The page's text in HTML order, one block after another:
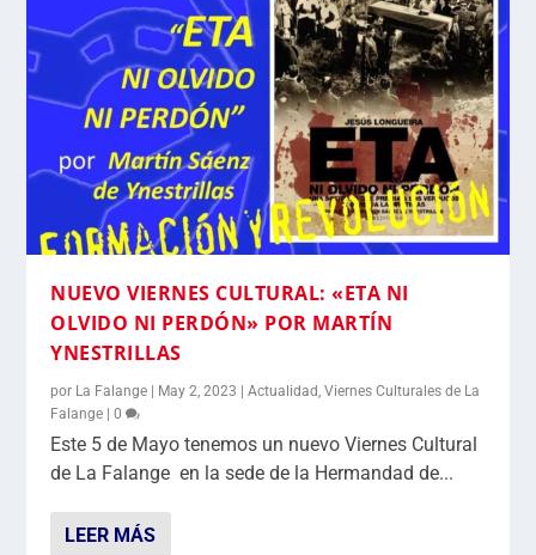
NUEVO VIERNES CULTURAL: «ETA NI
OLVIDO NI PERDÓN» POR MARTÍN
YNESTRILLAS
por La Falange | May 2, 2023 |Actualidad ,Viernes Culturales de La
Falange |0
Este 5 de Mayo tenemos un nuevo Viernes Cultural
de La Falange en la sede de la Hermandad de...
LEER MÁS